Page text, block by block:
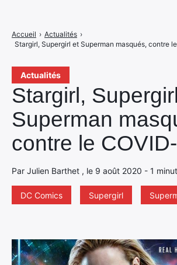
Actualités
Stargirl,
Superman
contre le
Par Julien Barthet , le 9 août 2020 - 1
DC Comics Supergirl
Accueil › Actualités ›
Stargirl, Supergirl et Superman masqués, contre